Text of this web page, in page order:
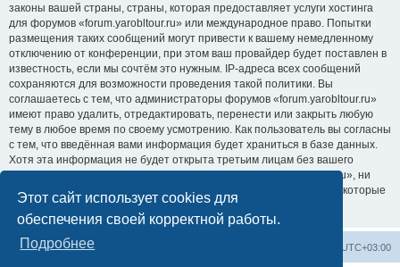
Этот сайт использует cookies для
обеспечения своей корректной работы.
Подробнее
законы вашей страны, страны, которая предоставляет услуги хостинга
для форумов «forum.yarobltour.ru» или международное право. Попытки
размещения таких сообщений могут привести к вашему немедленному
отключению от конференции, при этом ваш провайдер будет поставлен в
известность, если мы сочтём это нужным. IP-адреса всех сообщений
сохраняются для возможности проведения такой политики. Вы
соглашаетесь с тем, что администраторы форумов «forum.yarobltour.ru»
имеют право удалить, отредактировать, перенести или закрыть любую
тему в любое время по своему усмотрению. Как пользователь вы согласны
с тем, что введённая вами информация будет храниться в базе данных.
Хотя эта информация не будет открыта третьим лицам без вашего
разрешения, ни администрация конференции «forum.yarobltour.ru», ни
phpBB Limited не может быть ответственна за действия хакеров, которые
могут привести к несанкционированному доступу к ней.
Список форумов UTC+03:00